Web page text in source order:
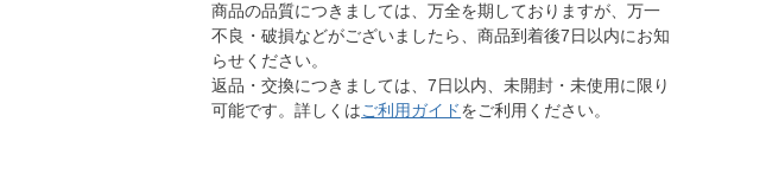
商品の品質につきましては、万全を期しておりますが、万一
不良・破損などがございましたら、商品到着後7日以内にお知
らせください。
返品・交換につきましては、7日以内、未開封・未使用に限り
可能です。詳しくはご利用ガイドをご利用ください。